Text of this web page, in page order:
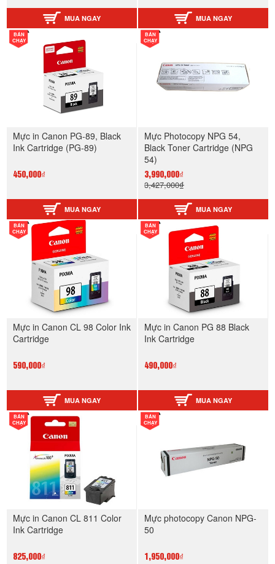
MUA NGAY MUA NGAY
BÁN
CHẠY
Mực in Canon PG-89, Black
Ink Cartridge (PG-89)
450,000₫
MUA NGAY
BÁN
CHẠY
Mực Photocopy NPG 54,
Black Toner Cartridge (NPG
54)
3,990,000₫
3,427,000₫
MUA NGAY
BÁN
CHẠY
Mực in Canon CL 98 Color Ink
Cartridge
590,000₫
MUA NGAY
BÁN
CHẠY
Mực in Canon PG 88 Black
Ink Cartridge
490,000₫
MUA NGAY
BÁN
CHẠY
Mực in Canon CL 811 Color
Ink Cartridge
825,000₫
BÁN
CHẠY
Mực photocopy Canon NPG-
50
1,950,000₫